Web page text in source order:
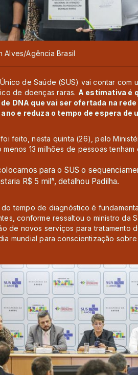
Agência Brasil
de Saúde (SUS) vai contar
de doenças raras. A estimativa é
DNA que vai ser ofertada na
e reduza o tempo de espera
feito, nesta quinta (26), pelo
13 milhões de pessoas tenham
para o SUS o
R$ 5 mil”, detalhou Padilha.
tempo de diagnóstico é
conforme ressaltou o ministro da
de novos serviços para tratamento
mundial para conscientização